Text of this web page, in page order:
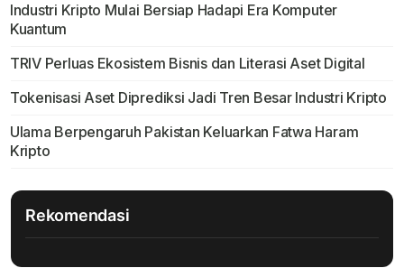
Industri Kripto Mulai Bersiap Hadapi Era Komputer
Kuantum
TRIV Perluas Ekosistem Bisnis dan Literasi Aset Digital
Tokenisasi Aset Diprediksi Jadi Tren Besar Industri Kripto
Ulama Berpengaruh Pakistan Keluarkan Fatwa Haram
Kripto
Rekomendasi